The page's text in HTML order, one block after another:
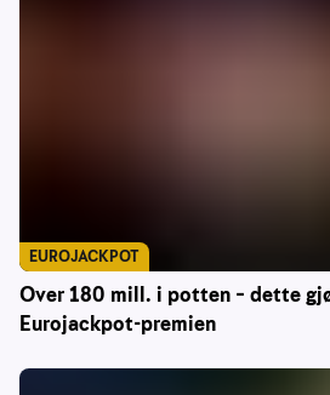
Over 180 mill. i potten – dette
Eurojackpot-premien
EUROJACKPOT